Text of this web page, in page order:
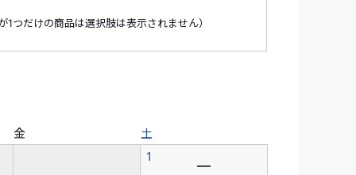
つだけの商品は選択肢は表示されません）
金
土
1
―